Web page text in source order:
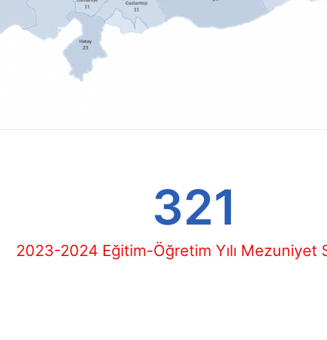
2023-2024 Eğitim-Öğretim Yılı Mezuniyet
321